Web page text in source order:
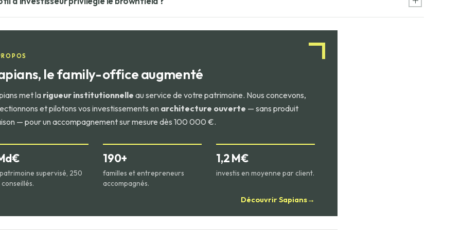
part de zéro (conception, construction, financement), avec un risque plus élevé mais un
rendement supérieur.
le family-office augmenté
met la rigueur institutionnelle au service de votre patrimoine. Nous concevons,
et pilotons vos investissements en architecture ouverte — sans produit
— pour un accompagnement sur mesure dès 100 000 €.
supervisé, 250
190+
familles et entrepreneurs
accompagnés.
1,2 M€
investis en moyenne par client.
Découvrir Sapians→